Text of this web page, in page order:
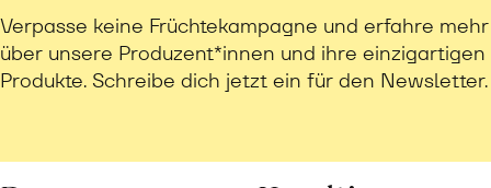
Verpasse keine Früchtekampagne und erfahre mehr
über unsere Produzent*innen und ihre einzigartigen
Produkte. Schreibe dich jetzt ein für den Newsletter.